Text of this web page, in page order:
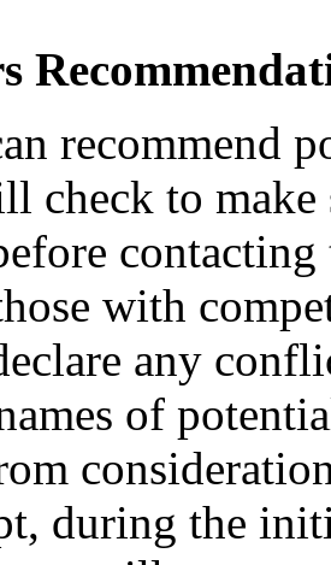
recommend
check to
with
any
of
during the